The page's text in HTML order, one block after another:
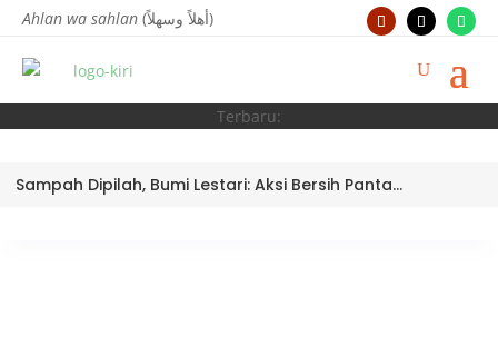
Ahlan wa sahlan (أهلاً وسهلاً)
Terbaru:
Sampah Dipilah, Bumi Lestari: Aksi Bersih Pantai Ujung Batu oleh Tim Bank Sampah MTsN 3 Kota Padang